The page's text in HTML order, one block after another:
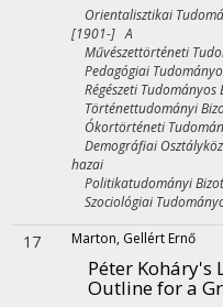
Orientalisztikai
[1901-] A
Művészettörténeti
Pedagógiai
Régészeti Tudományos
Történettudományi
Ókortörténeti
Demográfiai
hazai
Politikatudományi
Szociológiai
17 Marton, Gellért Ernő
Péter Koháry's
Outline for a